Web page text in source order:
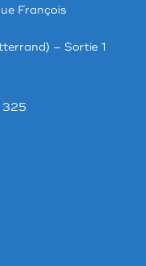
François
– Sortie 1
325